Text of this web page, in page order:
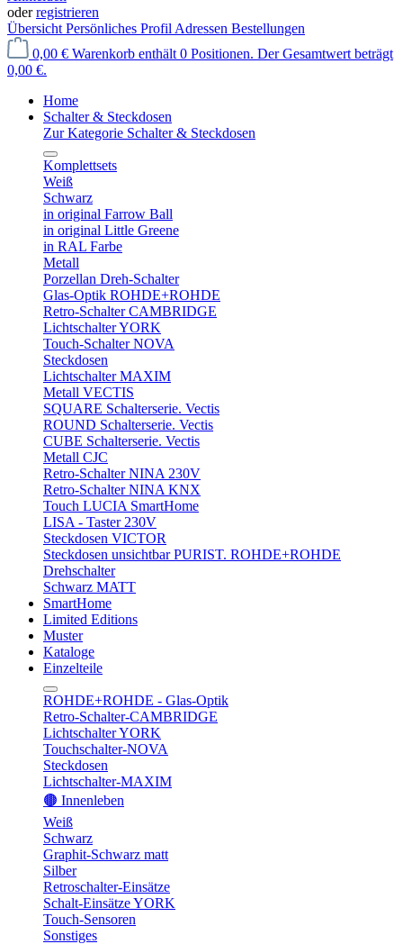
oderregistrieren
Übersicht Persönliches Profil Adressen Bestellungen
0,00 € Warenkorb enthält 0 Positionen. Der Gesamtwert beträgt
0,00 €.
Home
Schalter & Steckdosen
Zur Kategorie Schalter & Steckdosen
Komplettsets
Weiß
Schwarz
in original Farrow Ball
in original Little Greene
in RAL Farbe
Metall
Porzellan Dreh-Schalter
Glas-Optik ROHDE+ROHDE
Retro-Schalter CAMBRIDGE
Lichtschalter YORK
Touch-Schalter NOVA
Steckdosen
Lichtschalter MAXIM
Metall VECTIS
SQUARE Schalterserie. Vectis
ROUND Schalterserie. Vectis
CUBE Schalterserie. Vectis
Metall CJC
Retro-Schalter NINA 230V
Retro-Schalter NINA KNX
Touch LUCIA SmartHome
LISA - Taster 230V
Steckdosen VICTOR
Steckdosen unsichtbar PURIST. ROHDE+ROHDE
Drehschalter
Schwarz MATT
SmartHome
Limited Editions
Muster
Kataloge
Einzelteile
ROHDE+ROHDE - Glas-Optik
Retro-Schalter-CAMBRIDGE
Lichtschalter YORK
Touchschalter-NOVA
Steckdosen
Lichtschalter-MAXIM
🟤 Innenleben
Weiß
Schwarz
Graphit-Schwarz matt
Silber
Retroschalter-Einsätze
Schalt-Einsätze YORK
Touch-Sensoren
Sonstiges